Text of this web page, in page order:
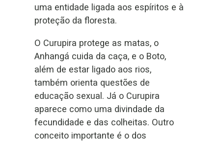
uma entidade ligada aos espíritos e à
proteção da floresta.
O Curupira protege as matas, o
Anhangá cuida da caça, e o Boto,
além de estar ligado aos rios,
também orienta questões de
educação sexual. Já o Curupira
aparece como uma divindade da
fecundidade e das colheitas. Outro
conceito importante é o dos